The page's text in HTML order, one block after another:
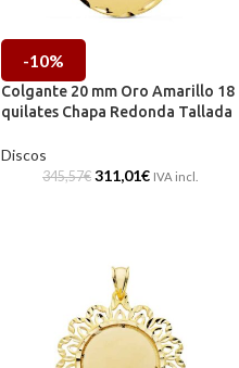
-10%
Colgante 20 mm Oro Amarillo 18
quilates Chapa Redonda Tallada
Discos
345,57€ 311,01€ IVA incl.